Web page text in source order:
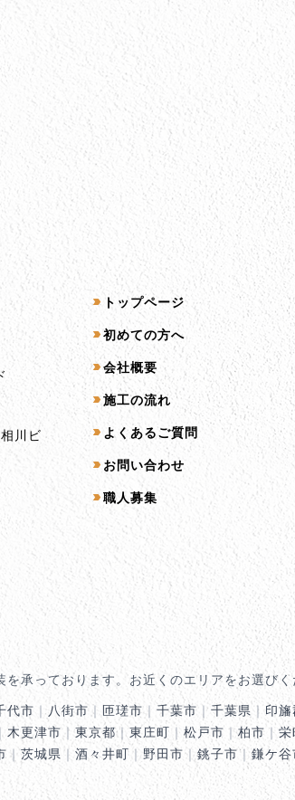
川ビ
サイトマップ
トップページ
初めての方へ
会社概要
施工の流れ
よくあるご質問
お問い合わせ
職人募集
承っております。お近くのエリアをお選び
代市 ｜ 八街市 ｜ 匝瑳市 ｜千葉市 ｜千葉県 ｜ 印旛
｜ 木更津市 ｜東京都｜東庄町 ｜ 松戸市 ｜柏市 ｜ 栄
｜茨城県 ｜酒々井町 ｜ 野田市｜銚子市｜ 鎌ケ谷